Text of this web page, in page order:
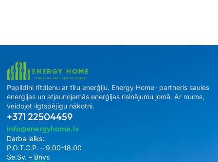
Papildini rītdienu ar tīru enerģiju. Energy Home- partneris saules
enerģijas un atjaunojamās enerģijas risinājumu jomā. Ar mums,
veidojot ilgtspējīgu nākotni.
+371 22504459
info@energyhome.lv
Darba laiks:
P.O.T.C.P. – 9.00-18.00
Se.Sv. – Brīvs